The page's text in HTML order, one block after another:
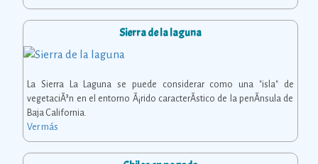
Sierra de la laguna
La Sierra La Laguna se puede considerar como una "isla" de
vegetaciÃ³n en el entorno Ã¡rido caracterÃ­stico de la penÃ­nsula de
Baja California.
Ver más